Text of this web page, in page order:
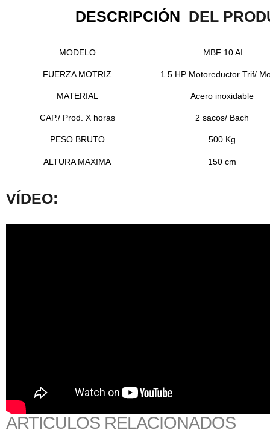
DESCRIPCIÓN DEL
MODELO MBF 10 AI
FUERZA MOTRIZ 1.5 HP Motoreductor Trif/
MATERIAL Acero inoxidable
CAP./ Prod. X horas 2 sacos/ Bach
PESO BRUTO 500 Kg
ALTURA MAXIMA 150 cm
VÍDEO:
ARTICULOS RELACIONADOS